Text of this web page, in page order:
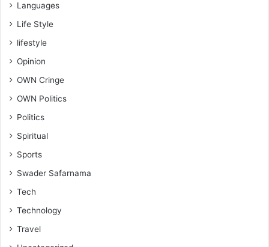
Languages
Life Style
lifestyle
Opinion
OWN Cringe
OWN Politics
Politics
Spiritual
Sports
Swader Safarnama
Tech
Technology
Travel